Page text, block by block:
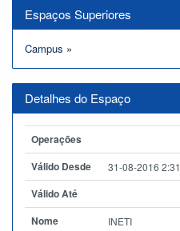
Espaços Superiores
Campus »
Detalhes do Espaço
Operações
Válido Desde
31-08-2016 2:31
Válido Até
Nome
INETI